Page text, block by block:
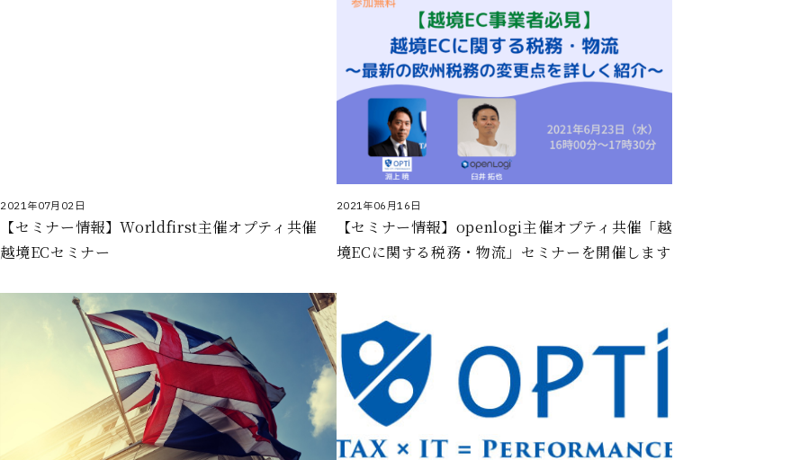
2021年07月02日
【セミナー情報】Worldfirst主催オプティ共催
越境ECセミナー
2021年06月16日
【セミナー情報】openlogi主催オプティ共催「越
境ECに関する税務・物流」セミナーを開催します